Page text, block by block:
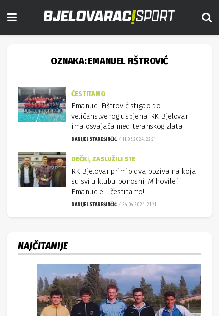
OZNAKA:EMANUEL FIŠTROVIĆ
ČESTITAMO
Emanuel Fištrović stigao do
veličanstvenog uspjeha; RK Bjelovar
ima osvajača mediteranskog zlata
DANIJEL STAREŠINČIĆ 11.05.2024. 22:21
DEČKI, ZASLUŽILI STE
RK Bjelovar primio dva poziva na koja
su svi u klubu ponosni; Mihovile i
Emanuele – čestitamo!
DANIJEL STAREŠINČIĆ 24.04.2024. 21:21
NAJČITANIJE